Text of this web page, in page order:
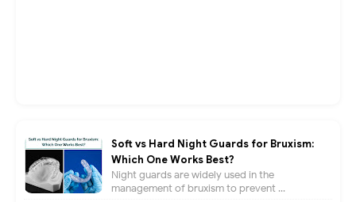
Soft vs Hard Night Guards for Bruxism:
Which One Works Best?
Night guards are widely used in the
management of bruxism to prevent ...